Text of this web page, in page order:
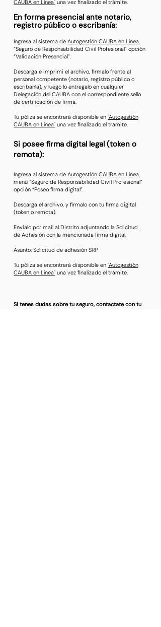
CAUBA en Línea" una vez finalizado el trámite.
En forma presencial ante notario,
registro público o escribanía:
Ingresa al sistema de Autogestión CAUBA en Línea,
“Seguro de Responsabilidad Civil Profesional” opción
“Validación Presencial”.
Descarga e imprimi el archivo, firmalo frente al
personal competente (notario, registro público o
escribanía), y luego lo entregalo en cualquier
Delegación del CAUBA con el correspondiente sello
de certificación de firma.
Tu póliza se encontrará disponible en "Autogestión
CAUBA en Línea" una vez finalizado el trámite.
Si posee firma digital legal (token o
remota):
Ingresa al sistema de Autogestión CAUBA en Línea,
menú “Seguro de Responsabilidad Civil Profesional”
opción “Poseo firma digital”.
Descarga el archivo, y firmalo con tu firma digital
(token o remota).
Envialo por mail al Distrito adjuntando la Solicitud
de Adhesión con la mencionada firma digital.
Asunto: Solicitud de adhesión SRP
Tu póliza se encontrará disponible en "Autogestión
CAUBA en Línea" una vez finalizado el trámite.
Si tenes dudas sobre tu seguro, contactate con tu